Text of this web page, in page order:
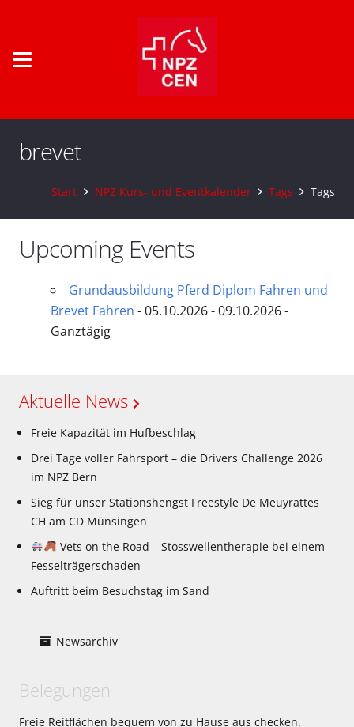
brevet
Start NPZ Kurs- und Eventkalender Tags Tags
Upcoming Events
Grundausbildung Pferd Diplom Fahren und
Brevet Fahren - 05.10.2026 - 09.10.2026 -
Ganztägig
Aktuelle News
Freie Kapazität im Hufbeschlag
Drei Tage voller Fahrsport – die Drivers Challenge 2026
im NPZ Bern
Sieg für unser Stationshengst Freestyle De Meuyrattes
CH am CD Münsingen
Vets on the Road – Stosswellentherapie bei einem
Fesselträgerschaden
Auftritt beim Besuchstag im Sand
Newsarchiv
Belegungen
Freie Reitflächen bequem von zu Hause aus checken.